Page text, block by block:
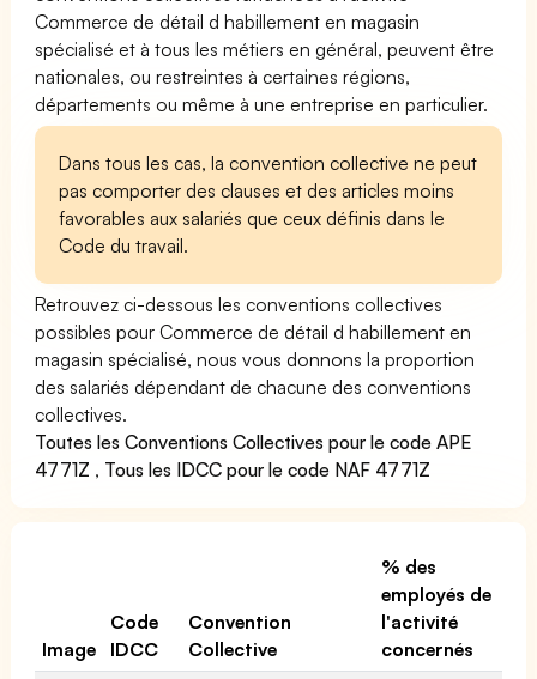
Commerce de détail d habillement en magasin
spécialisé et à tous les métiers en général, peuvent être
nationales, ou restreintes à certaines régions,
départements ou même à une entreprise en particulier.
Dans tous les cas, la convention collective ne peut
pas comporter des clauses et des articles moins
favorables aux salariés que ceux définis dans le
Code du travail.
Retrouvez ci-dessous les conventions collectives
possibles pour Commerce de détail d habillement en
magasin spécialisé, nous vous donnons la proportion
des salariés dépendant de chacune des conventions
collectives.
Toutes les Conventions Collectives pour le code APE
4771Z , Tous les IDCC pour le code NAF 4771Z
Image
Code
IDCC
Convention
Collective
% des
employés de
l'activité
concernés